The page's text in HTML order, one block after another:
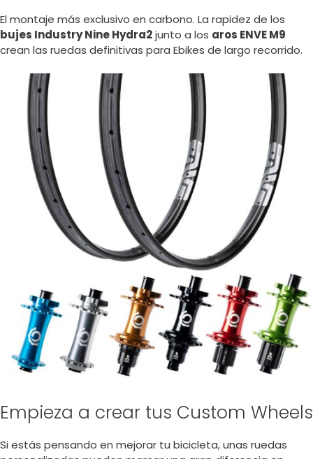
El montaje más exclusivo en carbono. La rapidez de los
bujes Industry Nine Hydra2junto a los aros ENVE M9
crean las ruedas definitivas para Ebikes de largo recorrido.
Empieza a crear tus Custom Wheels
Si estás pensando en mejorar tu bicicleta, unas ruedas